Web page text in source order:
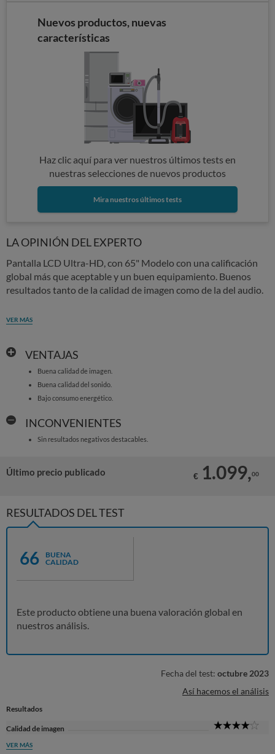
Nuevos productos, nuevas
características
Haz clic aquí para ver nuestros últimos tests en
nuestras selecciones de nuevos productos
Mira nuestros últimos tests
LA OPINIÓN DEL EXPERTO
Pantalla LCD Ultra-HD, con 65" Modelo con una calificación
global más que aceptable y un buen equipamiento. Buenos
resultados tanto de la calidad de imagen como de la del audio.
VER MÁS
VENTAJAS
Buena calidad de imagen.
Buena calidad del sonido.
Bajo consumo energético.
INCONVENIENTES
Sin resultados negativos destacables.
Último precio publicado € 1.099,00
RESULTADOS DEL TEST
66
BUENA
CALIDAD
Este producto obtiene una buena valoración global en
nuestros análisis.
Fecha del test: octubre 2023
Así hacemos el análisis
Resultados
Calidad de imagen
VER MÁS